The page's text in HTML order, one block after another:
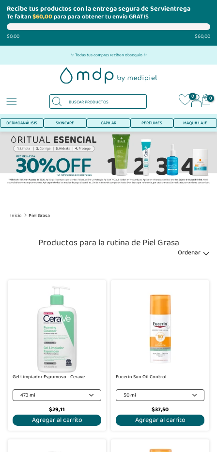
Recibe tus productos con la entrega segura de Servientrega
Te faltan$60,00para para obtener tu envío GRATIS
$0,00 $60,00
al
✨ Todas tus compras reciben obsequio ✨
0 0
DERMOANÁLISIS SKINCARE CAPILAR PERFUMES MAQUILLAJE
Inicio Piel Grasa
Productos para la rutina de Piel Grasa
Ordenar
Gel Limpiador Espumoso - Cerave
473 ml
$29,11
Agregar al carrito
Eucerin Sun Oil Control
50 ml
$37,50
Agregar al carrito